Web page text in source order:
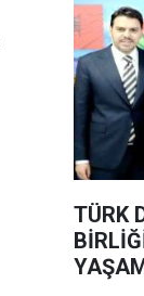
TÜRK